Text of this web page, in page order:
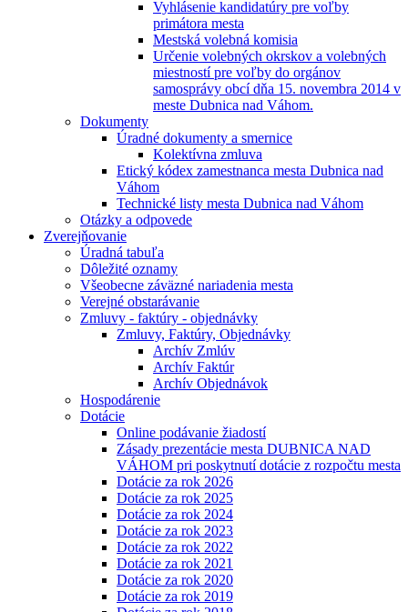
Vyhlásenie kandidatúry pre voľby
primátora mesta
Mestská volebná komisia
Určenie volebných okrskov a volebných
miestností pre voľby do orgánov
samosprávy obcí dňa 15. novembra 2014 v
meste Dubnica nad Váhom.
Dokumenty
Úradné dokumenty a smernice
Kolektívna zmluva
Etický kódex zamestnanca mesta Dubnica nad
Váhom
Technické listy mesta Dubnica nad Váhom
Otázky a odpovede
Zverejňovanie
Úradná tabuľa
Dôležité oznamy
Všeobecne záväzné nariadenia mesta
Verejné obstarávanie
Zmluvy - faktúry - objednávky
Zmluvy, Faktúry, Objednávky
Archív Zmlúv
Archív Faktúr
Archív Objednávok
Hospodárenie
Dotácie
Online podávanie žiadostí
Zásady prezentácie mesta DUBNICA NAD
VÁHOM pri poskytnutí dotácie z rozpočtu mesta
Dotácie za rok 2026
Dotácie za rok 2025
Dotácie za rok 2024
Dotácie za rok 2023
Dotácie za rok 2022
Dotácie za rok 2021
Dotácie za rok 2020
Dotácie za rok 2019